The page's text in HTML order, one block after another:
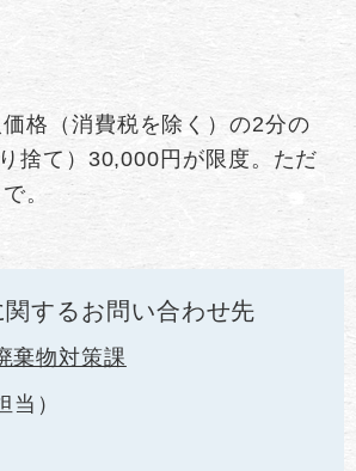
格（消費税を除く）の2分の
捨て）30,000円が限度。ただ
で。
するお問い合わせ先
棄物対策課
当